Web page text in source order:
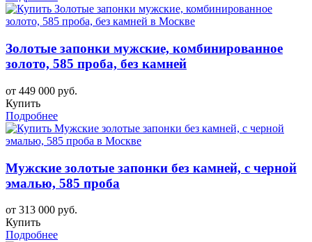
Золотые запонки мужские, комбинированное
золото, 585 проба, без камней
от 449 000 руб.
Купить
Подробнее
Мужские золотые запонки без камней, с черной
эмалью, 585 проба
от 313 000 руб.
Купить
Подробнее